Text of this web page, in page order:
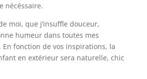
nécéssaire.
moi, que j’insuffle douceur,
humeur dans toutes mes
En fonction de vos inspirations, la
en extérieur sera naturelle, chic